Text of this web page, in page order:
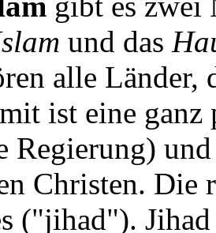
und das
alle Länder,
ist eine
Regierung)
Christen. Die
("jihad").